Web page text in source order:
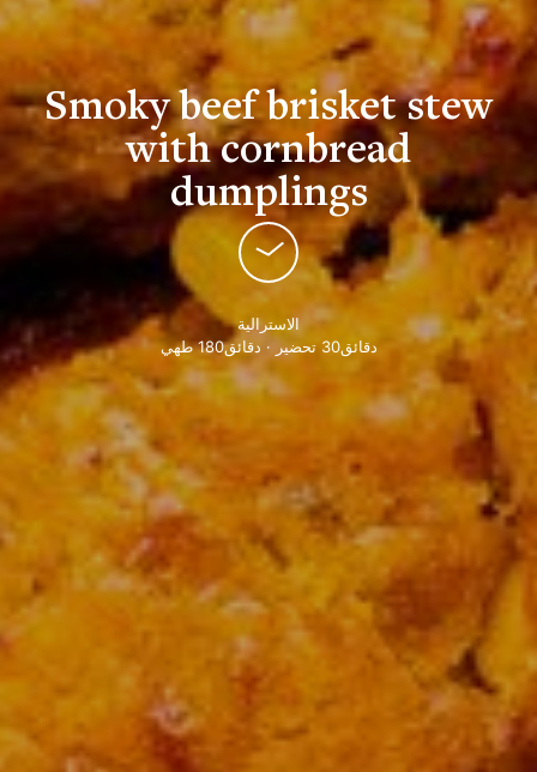
Smoky beef brisket stew
with cornbread
dumplings
الاسترالية
دقائق30 تحضير · دقائق180 طهي